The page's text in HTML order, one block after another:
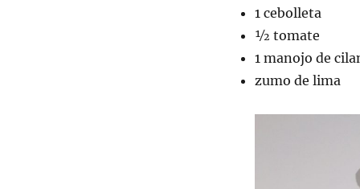
1 cebolleta
½ tomate
1 manojo de
zumo de lima